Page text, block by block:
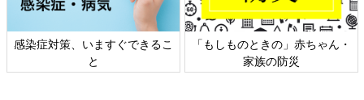
感染症対策、いますぐできるこ
と
「もしものときの」赤ちゃん・
家族の防災